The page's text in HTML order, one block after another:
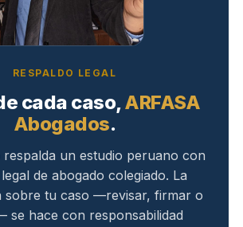
RESPALDO LEGAL
cada caso,ARFASA
Abogados.
respalda un estudio peruano con
de abogado colegiado. La
sobre tu caso —revisar, firmar o
se hace con responsabilidad